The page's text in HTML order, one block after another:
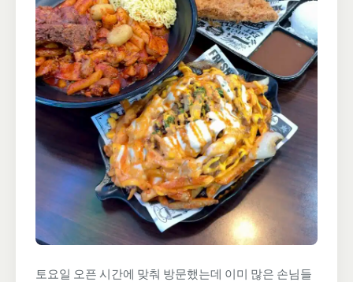
토요일 오픈 시간에 맞춰 방문했는데 이미 많은 손님들